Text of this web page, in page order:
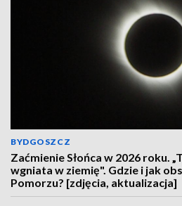
BYDGOSZCZ
Zaćmienie Słońca w 2026 roku.
wgniata w ziemię". Gdzie i jak
Pomorzu? [zdjęcia, aktualizacja]